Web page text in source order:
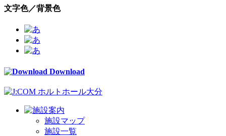
文字色／背景色
Download
施設マップ
施設一覧